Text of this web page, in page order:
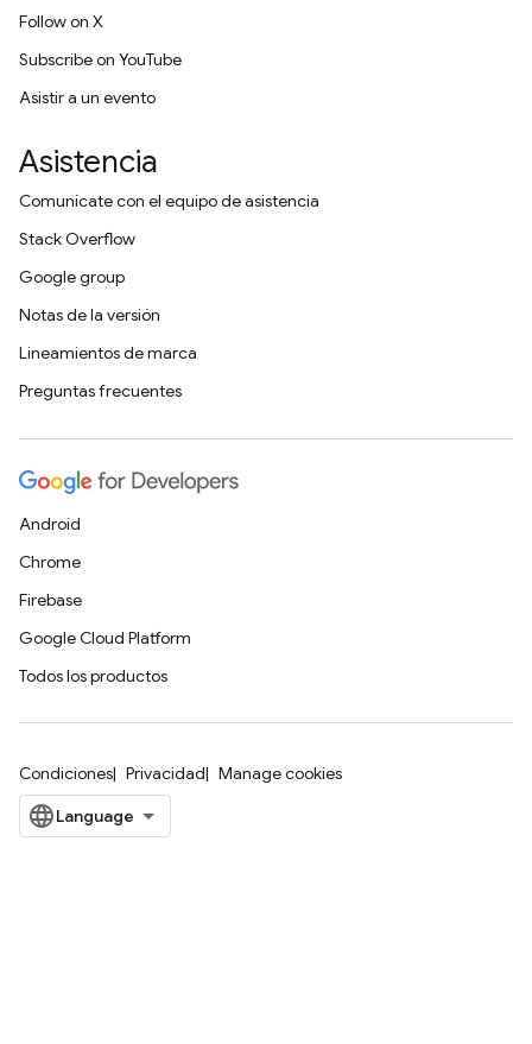
Follow on X
Subscribe on YouTube
Asistir a un evento
Asistencia
Comunícate con el equipo de asistencia
Stack Overflow
Google group
Notas de la versión
Lineamientos de marca
Preguntas frecuentes
Android
Chrome
Firebase
Google Cloud Platform
Todos los productos
Condiciones Privacidad Manage cookies